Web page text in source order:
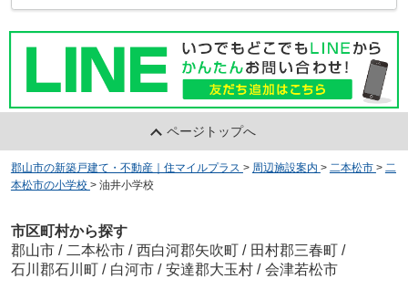
ページトップへ
郡山市の新築戸建て・不動産｜住マイルプラス > 周辺施設案内 > 二本松市 > 二
本松市の小学校 > 油井小学校
市区町村から探す
郡山市 / 二本松市 / 西白河郡矢吹町 / 田村郡三春町 /
石川郡石川町 / 白河市 / 安達郡大玉村 / 会津若松市